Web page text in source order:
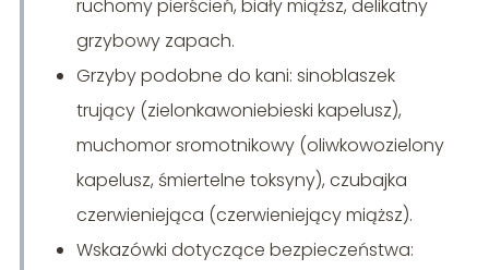
ruchomy pierścień, biały miąższ, delikatny
grzybowy zapach.
Grzyby podobne do kani: sinoblaszek
trujący (zielonkawoniebieski kapelusz),
muchomor sromotnikowy (oliwkowozielony
kapelusz, śmiertelne toksyny), czubajka
czerwieniejąca (czerwieniejący miąższ).
Wskazówki dotyczące bezpieczeństwa: